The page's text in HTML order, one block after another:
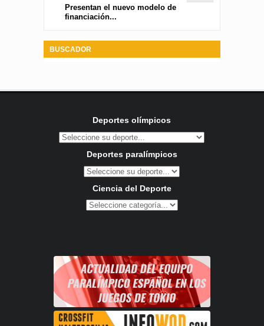
Presentan el nuevo modelo de
financiación...
BUSCADOR
Deportes olímpicos
Deportes paralímpicos
Ciencia del Deporte